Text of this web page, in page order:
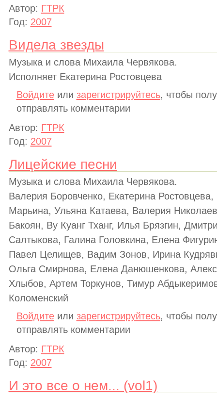
Автор: ГТРК
Год: 2007
Видела звезды
Музыка и слова Михаила Червякова.
Исполняет Екатерина Ростовцева
Войдитеили зарегистрируйтесь, чтобы
отправлять комментарии
Автор: ГТРК
Год: 2007
Лицейские песни
Музыка и слова Михаила Червякова.
Валерия Боровченко, Екатерина
Марьина, Ульяна Катаева, Валерия
Бакоян, Ву Куанг Тханг, Илья Брязгин,
Салтыкова, Галина Головкина, Елена
Павел Целищев, Вадим Зонов, Ирина
Ольга Смирнова, Елена Данюшенкова,
Хлыбов, Артем Торкунов, Тимур
Коломенский
Войдитеили зарегистрируйтесь, чтобы
отправлять комментарии
Автор: ГТРК
Год: 2007
И это все о нем... (vol1)